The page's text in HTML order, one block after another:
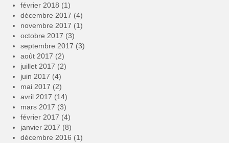
février 2018 (1)
décembre 2017 (4)
novembre 2017 (1)
octobre 2017 (3)
septembre 2017 (3)
août 2017 (2)
juillet 2017 (2)
juin 2017 (4)
mai 2017 (2)
avril 2017 (14)
mars 2017 (3)
février 2017 (4)
janvier 2017 (8)
décembre 2016 (1)